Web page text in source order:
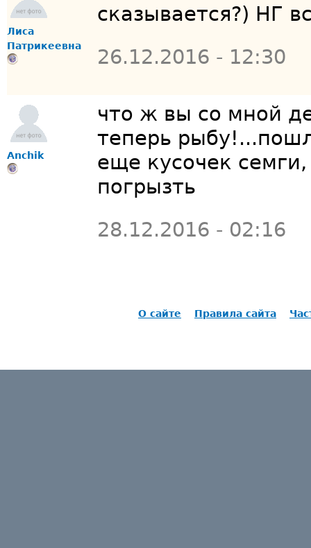
Лиса
Патрикеевна
сказывается?) НГ
26.12.2016 - 12:30
Anchik
что ж вы со мной
теперь
еще кусочек
погрызть
28.12.2016 - 02:16
О сайте Правила сайта